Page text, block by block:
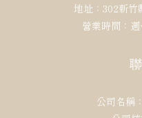
地址：302新竹
營業時間：
公司名稱